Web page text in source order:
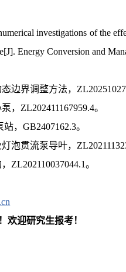
investigations of the
Energy Conversion and
边界调整方法，
ZL202411167959.4。
，GB2407162.3。
贯流泵导叶，
。
欢迎研究生报考！